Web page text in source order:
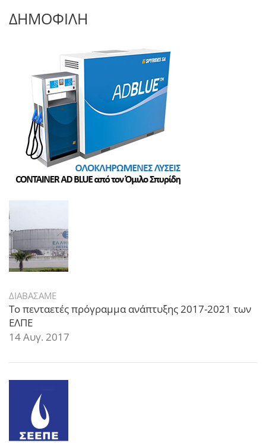
ΔΗΜΟΦΙΛΗ
ΔΙΑΒΑΣΑΜΕ
Το πενταετές πρόγραμμα ανάπτυξης 2017-2021 των
ΕΛΠΕ
14 Αυγ. 2017